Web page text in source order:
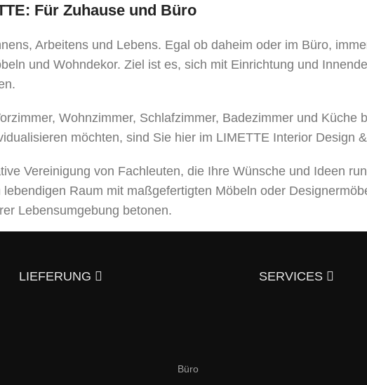
Für Zuhause und Büro
Arbeitens und Lebens. Egal ob daheim oder im Büro,
und Wohndekor. Ziel ist es, sich mit Einrichtung und
Wohnzimmer, Schlafzimmer, Badezimmer und Küche
möchten, sind Sie hier im LIMETTE Interior Design
Vereinigung von Fachleuten, die Ihre Wünsche und Ideen
Raum mit maßgefertigten Möbeln oder
Lebensumgebung betonen.
und italienischen Stil an. Hier finden Sie elegante,
LIEFERUNG SERVICES
Büro